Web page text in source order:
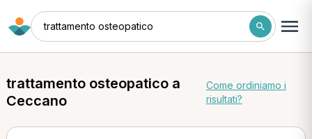
trattamento osteopatico
trattamento osteopatico a
Ceccano
Come ordiniamo i
risultati?